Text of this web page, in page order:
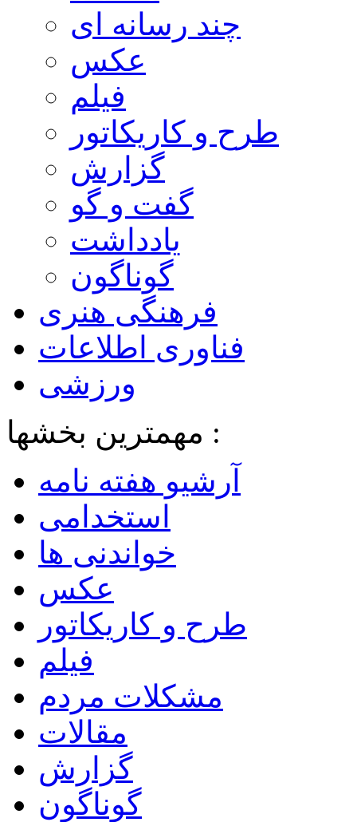
چند رسانه ای
عکس
فیلم
طرح و کاریکاتور
گزارش
گفت و گو
یادداشت
گوناگون
فرهنگی هنری
فناوری اطلاعات
ورزشی
مهمترین بخشها :
آرشیو هفته نامه
استخدامی
خواندنی ها
عکس
طرح و کاریکاتور
فیلم
مشکلات مردم
مقالات
گزارش
گوناگون